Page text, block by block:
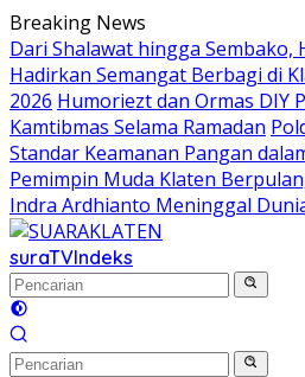
Langsung
ke
konten
Breaking News
Dari Shalawat hingga Sembako,
Hadirkan Semangat Berbagi di
2026 Humoriezt dan Ormas DIY
Kamtibmas Selama Ramadan
Standar Keamanan Pangan
Pemimpin Muda Klaten
Indra Ardhianto Meninggal
suraTVIndeks